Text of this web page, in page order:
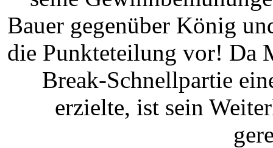
Bauer gegenüber König
die Punkteteilung vor! Da
Break-Schnellpartie
erzielte, ist sein